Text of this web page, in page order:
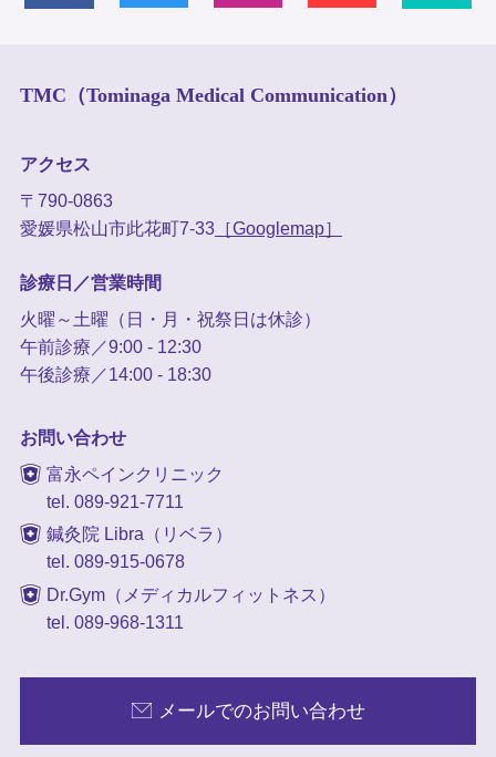
TMC（Tominaga Medical Communication）
アクセス
〒790-0863
愛媛県松山市此花町7-33［Googlemap］
診療日／営業時間
火曜～土曜（日・月・祝祭日は休診）
午前診療／9:00 - 12:30
午後診療／14:00 - 18:30
お問い合わせ
富永ペインクリニック
tel. 089-921-7711
鍼灸院 Libra（リベラ）
tel. 089-915-0678
Dr.Gym（メディカルフィットネス）
tel. 089-968-1311
メールでのお問い合わせ